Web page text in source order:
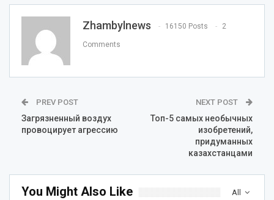
Zhambylnews 16150 Posts 2
Comments
PREV POST
Загрязненный воздух
провоцирует агрессию
NEXT POST
Топ-5 самых необычных
изобретений,
придуманных
казахстанцами
All
You Might Also Like